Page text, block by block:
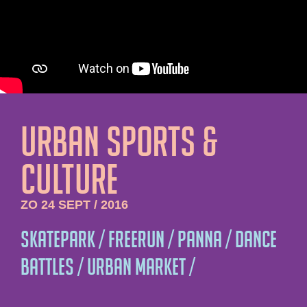
URBAN SPORTS &
CULTURE
ZO 24 SEPT / 2016
Skatepark / Freerun / Panna / Dance
Battles / Urban Market /